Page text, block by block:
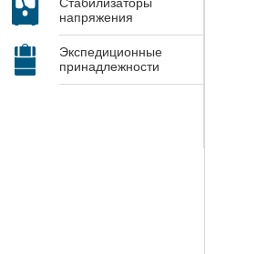
напряжения
Экспедиционные
принадлежности